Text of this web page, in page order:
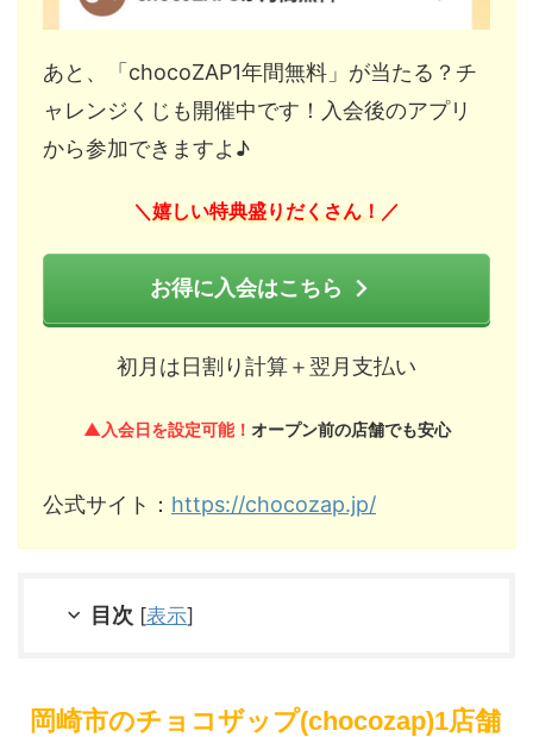
あと、「chocoZAP1年間無料」が当たる？チ
ャレンジくじも開催中です！入会後のアプリ
から参加できますよ♪
＼嬉しい特典盛りだくさん！／
お得に入会はこちら
初月は日割り計算＋翌月支払い
▲入会日を設定可能！ オープン前の店舗でも安心
公式サイト： https://chocozap.jp/
目次 [表示]
岡崎市のチョコザップ(chocozap)1店舗